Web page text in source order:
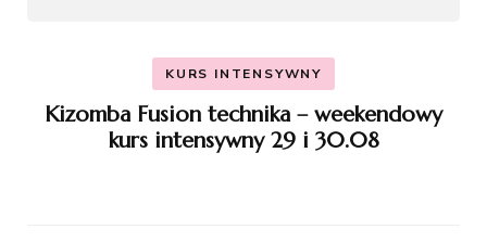
KURS INTENSYWNY
Kizomba Fusion technika – weekendowy
kurs intensywny 29 i 30.08